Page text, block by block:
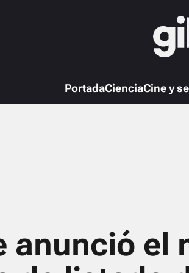
PortadaCienciaCine y
anunció el